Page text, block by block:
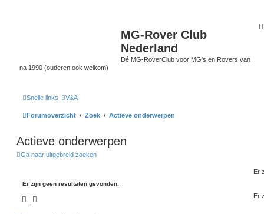
MG-Rover Club
Nederland
Dé MG-RoverClub voor MG's en Rovers van
na 1990 (ouderen ook welkom)
Snelle links V&A
Forumoverzicht Zoek Actieve onderwerpen
Actieve onderwerpen
Ga naar uitgebreid zoeken
Er
Er zijn geen resultaten gevonden.
Er